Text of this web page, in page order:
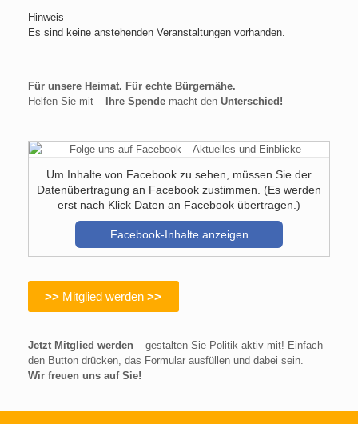
Hinweis
Es sind keine anstehenden Veranstaltungen vorhanden.
Für unsere Heimat. Für echte Bürgernähe.
Helfen Sie mit – Ihre Spende macht den Unterschied!
Um Inhalte von Facebook zu sehen, müssen Sie der
Datenübertragung an Facebook zustimmen. (Es werden
erst nach Klick Daten an Facebook übertragen.)
Facebook-Inhalte anzeigen
>> Mitglied werden>>
Jetzt Mitglied werden – gestalten Sie Politik aktiv mit! Einfach
den Button drücken, das Formular ausfüllen und dabei sein.
Wir freuen uns auf Sie!